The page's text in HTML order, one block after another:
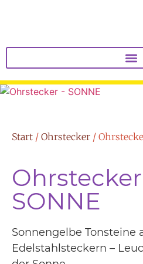
Start / Ohrstecker /
SONNE
Sonnengelbe Tonsteine
Edelstahlsteckern –